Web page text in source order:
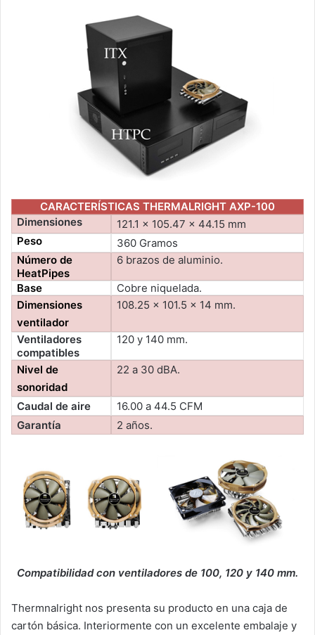
CARACTERÍSTICAS THERMALRIGHT AXP-100
Dimensiones
121.1 x 105.47 x 44.15 mm
Peso
360 Gramos
Número de
HeatPipes
6 brazos de aluminio.
Base
Cobre niquelada.
Dimensiones
ventilador
108.25 x 101.5 x 14 mm.
Ventiladores
compatibles
120 y 140 mm.
Nivel de
sonoridad
22 a 30 dBA.
Caudal de aire
16.00 a 44.5 CFM
Garantía
2 años.
Compatibilidad con ventiladores de 100, 120 y 140 mm.
Thermnalright nos presenta su producto en una caja de
cartón básica. Interiormente con un excelente embalaje y